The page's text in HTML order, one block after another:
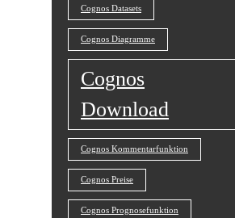
Cognos Datasets
Cognos Diagramme
Cognos
Download
Cognos Kommentarfunktion
Cognos Preise
Cognos Prognosefunktion